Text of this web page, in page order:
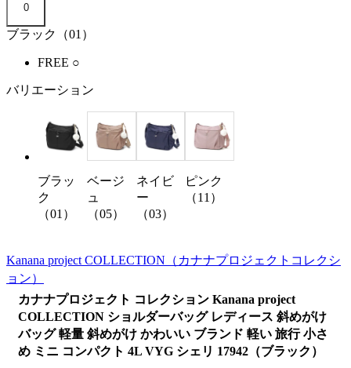
0
ブラック（01）
FREE ○
バリエーション
ブラッ
ク
（01）
ベージ
ュ
（05）
ネイビ
ー
（03）
ピンク
（11）
Kanana project COLLECTION （カナナプロジェクトコレクシ
ョン）
カナナプロジェクト コレクション Kanana project
COLLECTION ショルダーバッグ レディース 斜めがけ
バッグ 軽量 斜めがけ かわいい ブランド 軽い 旅行 小さ
め ミニ コンパクト 4L VYG シェリ 17942（ブラック）